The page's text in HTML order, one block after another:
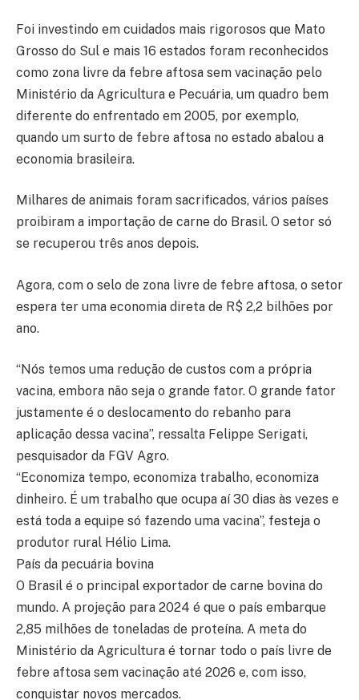
Foi investindo em cuidados mais rigorosos que Mato
Grosso do Sul e mais 16 estados foram reconhecidos
como zona livre da febre aftosa sem vacinação pelo
Ministério da Agricultura e Pecuária, um quadro bem
diferente do enfrentado em 2005, por exemplo,
quando um surto de febre aftosa no estado abalou a
economia brasileira.
Milhares de animais foram sacrificados, vários países
proibiram a importação de carne do Brasil. O setor só
se recuperou três anos depois.
Agora, com o selo de zona livre de febre aftosa, o setor
espera ter uma economia direta de R$ 2,2 bilhões por
ano.
“Nós temos uma redução de custos com a própria
vacina, embora não seja o grande fator. O grande fator
justamente é o deslocamento do rebanho para
aplicação dessa vacina”, ressalta Felippe Serigati,
pesquisador da FGV Agro.
“Economiza tempo, economiza trabalho, economiza
dinheiro. É um trabalho que ocupa aí 30 dias às vezes e
está toda a equipe só fazendo uma vacina”, festeja o
produtor rural Hélio Lima.
País da pecuária bovina
O Brasil é o principal exportador de carne bovina do
mundo. A projeção para 2024 é que o país embarque
2,85 milhões de toneladas de proteína. A meta do
Ministério da Agricultura é tornar todo o país livre de
febre aftosa sem vacinação até 2026 e, com isso,
conquistar novos mercados.